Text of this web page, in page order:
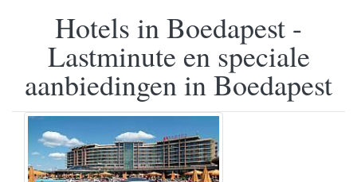
Hotels in Boedapest -
Lastminute en speciale
aanbiedingen in Boedapest